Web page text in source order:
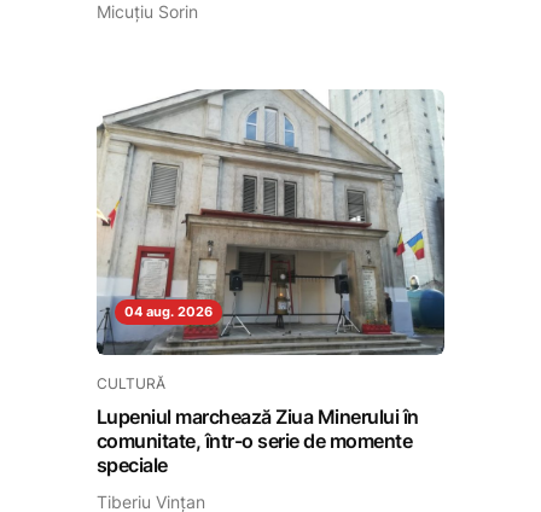
Micuțiu Sorin
04 aug. 2026
CULTURĂ
Lupeniul marchează Ziua Minerului în
comunitate, într-o serie de momente
speciale
Tiberiu Vințan